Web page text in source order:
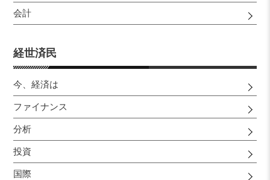
会計
経世済民
今、経済は
ファイナンス
分析
投資
国際